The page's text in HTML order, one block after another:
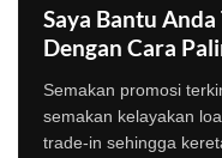
Saya Bantu
Dengan Cara
Semakan promosi
semakan kelayakan
trade-in sehingga